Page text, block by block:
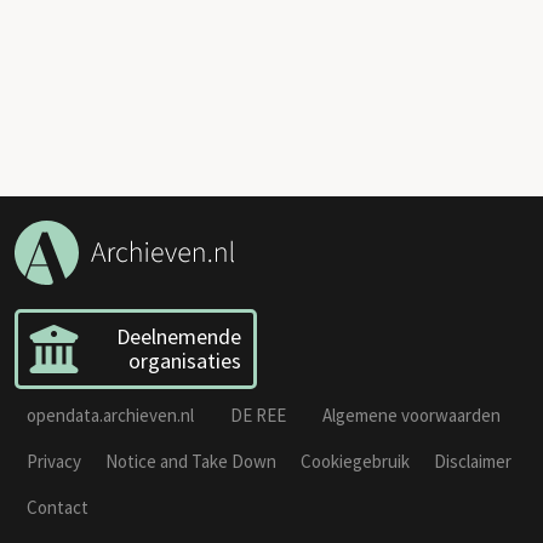
Deelnemende
organisaties
opendata.archieven.nl DE REE
Algemene voorwaarden
Privacy
Notice and Take Down Cookiegebruik
Disclaimer
Contact